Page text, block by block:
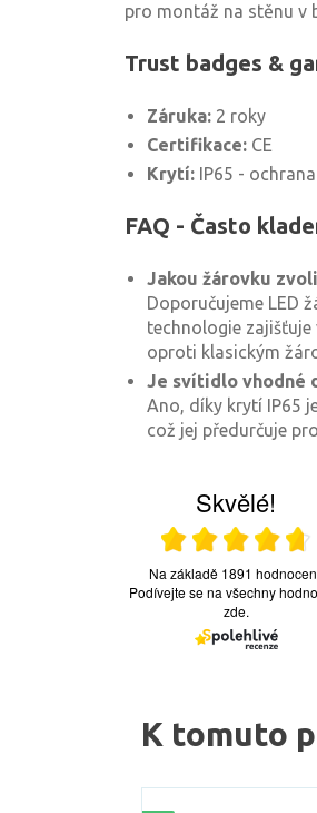
pro montáž na stěnu v
Trust badges &
Záruka: 2 roky
Certifikace: CE
Krytí: IP65 -
FAQ - Často
Jakou žárovku
Doporučujeme LED
technologie
oproti klasickým
Je svítidlo vhodné
Ano, díky krytí IP65
což jej předurčuje
K tomuto